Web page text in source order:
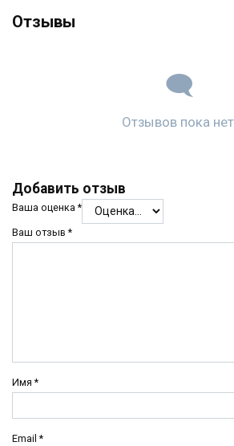
Отзывы
Отзывов пока нет.
Добавить отзыв
Ваша оценка*
Ваш отзыв*
Имя*
Email*